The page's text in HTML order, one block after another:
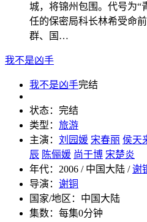
城，将锦州包围。代号为“
任的保密局科长林希受命
群、国…
我不是凶手
我不是凶手完结
状态： 完结
类型： 旅游
主演： 刘园媛 宋春丽 侯天
辰 陈俪媛 尚于博 宋楚炎
年代： 2006 / 中国大陆 /谢
导演： 谢铜
国家/地区： 中国大陆
集数： 每集0分钟